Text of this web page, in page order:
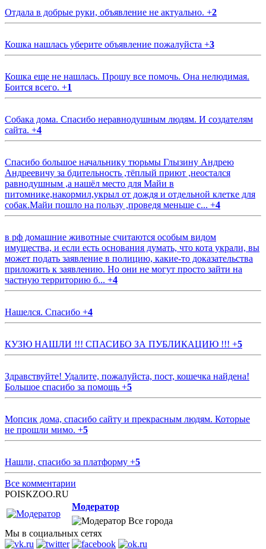
Отдала в добрые руки, объявление не актуально. +2
Кошка нашлась уберите объявление пожалуйста +3
Кошка еще не нашлась. Прошу все помочь. Она нелюдимая.
Боится всего. +1
Собака дома. Спасибо неравнодушным людям. И создателям
сайта. +4
Спасибо большое начальнику тюрьмы Глызину Андрею
Андреевичу за бдительность ,тёплый приют ,неостался
равнодушным ,а нашёл место для Майи в
питомнике,накормил,укрыл от дождя и отдельной клетке для
собак.Майи пошло на пользу ,проведя меньше с... +4
в рф домашние животные считаются особым видом
имущества, и если есть основания думать, что кота украли, вы
может подать заявление в полицию, какие-то доказательства
приложить к заявлению. Но они не могут просто зайти на
частную территорию б... +4
Нашелся. Спасибо +4
КУЗЮ НАШЛИ !!! СПАСИБО ЗА ПУБЛИКАЦИЮ !!! +5
Здравствуйте! Удалите, пожалуйста, пост, кошечка найдена!
Большое спасибо за помощь +5
Мопсик дома, спасибо сайту и прекрасным людям. Которые
не прошли мимо. +5
Нашли, спасибо за платформу +5
Все комментарии
POISKZOO.RU
Модератор
Все города
Мы в социальных сетях